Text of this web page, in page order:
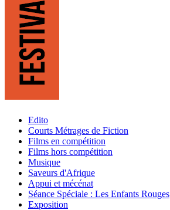
Edito
Courts Métrages de Fiction
Films en compétition
Films hors compétition
Musique
Saveurs d'Afrique
Appui et mécénat
Séance Spéciale : Les Enfants Rouges
Exposition